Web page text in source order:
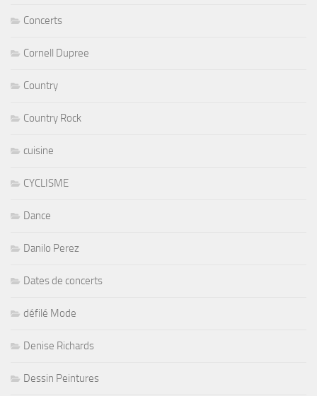
Concerts
Cornell Dupree
Country
Country Rock
cuisine
CYCLISME
Dance
Danilo Perez
Dates de concerts
défilé Mode
Denise Richards
Dessin Peintures